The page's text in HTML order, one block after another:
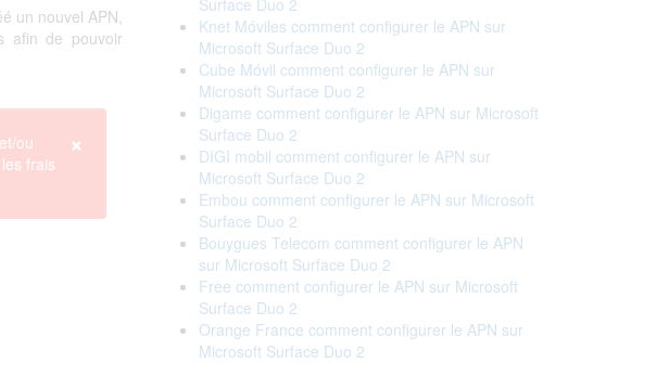
un nouvel APN,
afin de pouvoir
×
ou
frais
Surface Duo 2
Knet Móviles comment configurer le APN sur
Microsoft Surface Duo 2
Cube Móvil comment configurer le APN sur
Microsoft Surface Duo 2
Digame comment configurer le APN sur Microsoft
Surface Duo 2
DIGI mobil comment configurer le APN sur
Microsoft Surface Duo 2
Embou comment configurer le APN sur Microsoft
Surface Duo 2
Bouygues Telecom comment configurer le APN
sur Microsoft Surface Duo 2
Free comment configurer le APN sur Microsoft
Surface Duo 2
Orange France comment configurer le APN sur
Microsoft Surface Duo 2